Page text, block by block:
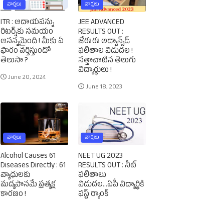
వార్తలు
ITR : ఆదాయపన్ను
రిటర్న్‌కు సమయం
ఆసన్నమైంది ! మీకు ఏ
ఫారం వర్తిస్తుందో
తెలుసా ?
June 20, 2024
వార్తలు
JEE ADVANCED
RESULTS OUT :
జేఈఈ అడ్వాన్స్‌డ్‌
ఫలితాల విడుదల !
సత్తాచాటిన తెలుగు
విద్యార్థులు !
June 18, 2023
వార్తలు
Alcohol Causes 61
Diseases Directly : 61
వ్యాధులకు
మద్యపానమే ప్రత్యక్ష
కారణం !
వార్తలు
NEET UG 2023
RESULTS OUT : నీట్‌
ఫలితాలు
విడుదల...ఏపీ విద్యార్థికి
ఫస్ట్‌ ర్యాంక్‌